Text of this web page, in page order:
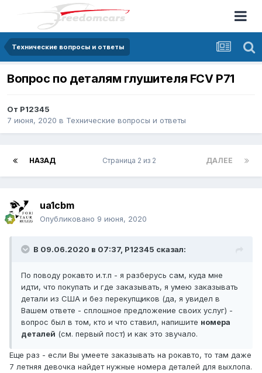
Технические вопросы и ответы
Вопрос по деталям глушителя FCV P71
От P12345
7 июня, 2020 в Технические вопросы и ответы
НАЗАД ДАЛЕЕ
Страница 2 из 2
ua1cbm
Опубликовано 9 июня, 2020
В 09.06.2020 в 07:37, P12345 сказал:
По поводу рокавто и.т.п - я разберусь сам, куда мне
идти, что покупать и где заказывать, я умею заказывать
детали из США и без перекупщиков (да, я увидел в
Вашем ответе - сплошное предложение своих услуг) -
вопрос был в том, кто и что ставил, напишите номера
деталей (см. первый пост) и как это звучало.
Еще раз - если Вы умеете заказывать на рокавто, то там даже
7 летняя девочка найдет нужные номера деталей для выхлопа.